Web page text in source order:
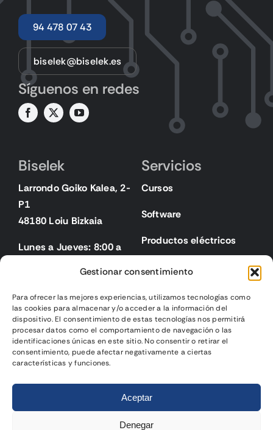
Gestionar consentimiento
Para ofrecer las mejores experiencias, utilizamos tecnologías como
las cookies para almacenar y/o acceder a la información del
dispositivo. El consentimiento de estas tecnologías nos permitirá
procesar datos como el comportamiento de navegación o las
identificaciones únicas en este sitio. No consentir o retirar el
consentimiento, puede afectar negativamente a ciertas
características y funciones.
Aceptar
Denegar
94 478 07 43
biselek@biselek.es
Síguenos en redes
Biselek
Larrondo Goiko Kalea, 2-
P1
48180 Loiu Bizkaia
Lunes a Jueves: 8:00 a
Servicios
Cursos
Software
Productos eléctricos
Legal
Aviso legal
Política de privacidad
Página web diseñadapor
Gurenet Teknologia